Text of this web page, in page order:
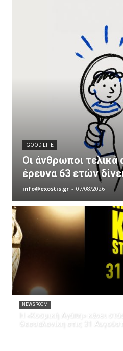
GOOD LIFE
Οι άνθρωποι τελικά
έρευνα 63 ετών
info@exostis.gr - 07/08/2026
NEWSROOM
Η «Κοσμική Αγάπη» κάνει
Θεσσαλονίκη στις 31